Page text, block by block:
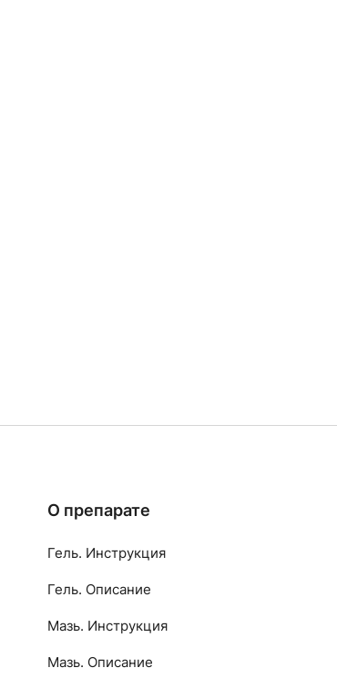
О препарате
Гель. Инструкция
Гель. Описание
Мазь. Инструкция
Мазь. Описание